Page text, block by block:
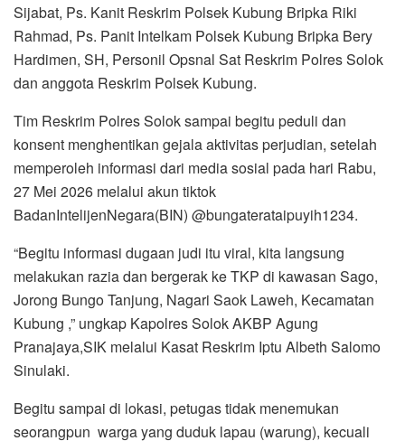
Sijabat, Ps. Kanit Reskrim Polsek Kubung Bripka Riki
Rahmad, Ps. Panit Intelkam Polsek Kubung Bripka Bery
Hardimen, SH, Personil Opsnal Sat Reskrim Polres Solok
dan anggota Reskrim Polsek Kubung.
Tim Reskrim Polres Solok sampai begitu peduli dan
konsent menghentikan gejala aktivitas perjudian, setelah
memperoleh informasi dari media sosial pada hari Rabu,
27 Mei 2026 melalui akun tiktok
BadanIntelijenNegara(BIN) @bungaterataipuyih1234.
“Begitu informasi dugaan judi itu viral, kita langsung
melakukan razia dan bergerak ke TKP di kawasan Sago,
Jorong Bungo Tanjung, Nagari Saok Laweh, Kecamatan
Kubung ,” ungkap Kapolres Solok AKBP Agung
Pranajaya,SIK melalui Kasat Reskrim Iptu Albeth Salomo
Sinulaki.
Begitu sampai di lokasi, petugas tidak menemukan
seorangpun warga yang duduk lapau (warung), kecuali